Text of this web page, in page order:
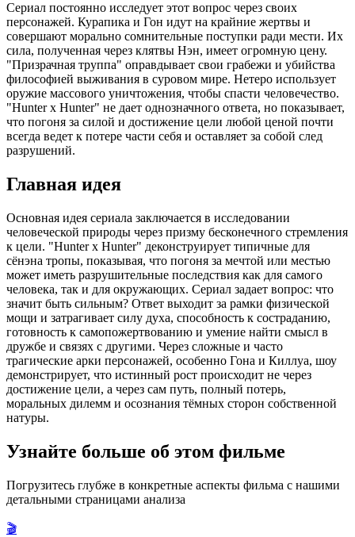
Сериал постоянно исследует этот вопрос через своих
персонажей. Курапика и Гон идут на крайние жертвы и
совершают морально сомнительные поступки ради мести. Их
сила, полученная через клятвы Нэн, имеет огромную цену.
"Призрачная труппа" оправдывает свои грабежи и убийства
философией выживания в суровом мире. Нетеро использует
оружие массового уничтожения, чтобы спасти человечество.
"Hunter x Hunter" не дает однозначного ответа, но показывает,
что погоня за силой и достижение цели любой ценой почти
всегда ведет к потере части себя и оставляет за собой след
разрушений.
Главная идея
Основная идея сериала заключается в исследовании
человеческой природы через призму бесконечного стремления
к цели. "Hunter x Hunter" деконструирует типичные для
сёнэна тропы, показывая, что погоня за мечтой или местью
может иметь разрушительные последствия как для самого
человека, так и для окружающих. Сериал задает вопрос: что
значит быть сильным? Ответ выходит за рамки физической
мощи и затрагивает силу духа, способность к состраданию,
готовность к самопожертвованию и умение найти смысл в
дружбе и связях с другими. Через сложные и часто
трагические арки персонажей, особенно Гона и Киллуа, шоу
демонстрирует, что истинный рост происходит не через
достижение цели, а через сам путь, полный потерь,
моральных дилемм и осознания тёмных сторон собственной
натуры.
Узнайте больше об этом фильме
Погрузитесь глубже в конкретные аспекты фильма с нашими
детальными страницами анализа
🎬